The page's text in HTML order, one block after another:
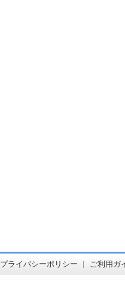
プライバシーポリシー ご利用ガ